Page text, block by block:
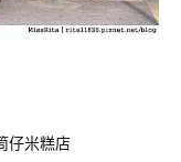
仔米糕店